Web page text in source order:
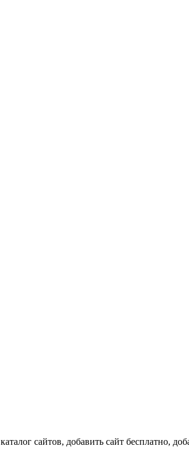
сайтов, добавить сайт бесплатно,